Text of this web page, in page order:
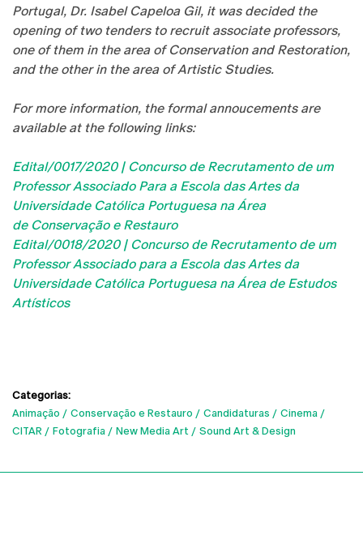
Portugal, Dr. Isabel Capeloa Gil, it was decided the
opening of two tenders to recruit associate professors,
one of them in the area of Conservation and Restoration,
and the other in the area of Artistic Studies.
For more information, the formal annoucements are
available at the following links:
Edital/0017/2020 | Concurso de Recrutamento de um
Professor Associado Para a Escola das Artes da
Universidade Católica Portuguesa na Área
de Conservação e Restauro
Edital/0018/2020 | Concurso de Recrutamento de um
Professor Associado para a Escola das Artes da
Universidade Católica Portuguesa na Área de Estudos
Artísticos
Categorias:
Animação
Conservação e Restauro Candidaturas
Cinema
CITAR
Fotografia New Media Art Sound Art & Design